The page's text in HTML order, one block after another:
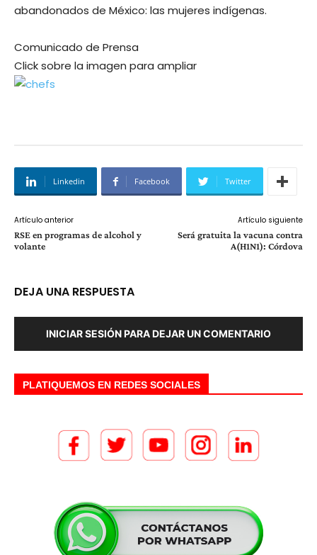
abandonados de México: las mujeres indígenas.
Comunicado de Prensa
Click sobre la imagen para ampliar
Linkedin Facebook Twitter
Artículo anterior
RSE en programas de alcohol y
volante
Artículo siguiente
Será gratuita la vacuna contra
A(H1N1): Córdova
DEJA UNA RESPUESTA
INICIAR SESIÓN PARA DEJAR UN COMENTARIO
PLATIQUEMOS EN REDES SOCIALES